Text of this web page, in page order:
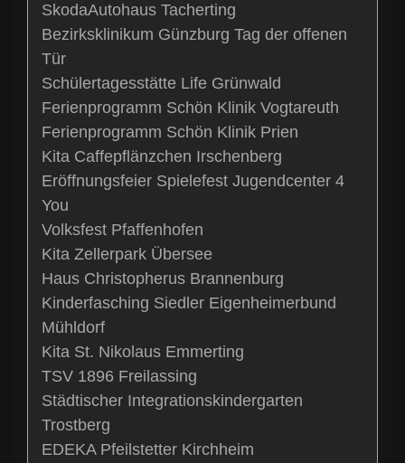
SkodaAutohaus Tacherting
Bezirksklinikum Günzburg Tag der offenen
Tür
Schülertagesstätte Life Grünwald
Ferienprogramm Schön Klinik Vogtareuth
Ferienprogramm Schön Klinik Prien
Kita Caffepflänzchen Irschenberg
Eröffnungsfeier Spielefest Jugendcenter 4
You
Volksfest Pfaffenhofen
Kita Zellerpark Übersee
Haus Christopherus Brannenburg
Kinderfasching Siedler Eigenheimerbund
Mühldorf
Kita St. Nikolaus Emmerting
TSV 1896 Freilassing
Städtischer Integrationskindergarten
Trostberg
EDEKA Pfeilstetter Kirchheim